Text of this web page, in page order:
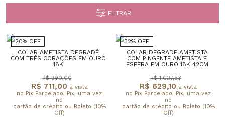
FILTRAR
20% OFF
COLAR AMETISTA DEGRADÊ
COM TRÊS CORAÇÕES EM OURO
18K
R$ 711,00 à vista
no Pix Parcelado, Pix, uma vez
no
cartão de crédito ou Boleto (10%
Off)
R$ 990,00
32% OFF
COLAR DEGRADE AMETISTA
COM PINGENTE AMETISTA E
ESFERA EM OURO 18K 42CM
R$ 629,10 à vista
no Pix Parcelado, Pix, uma vez
no
cartão de crédito ou Boleto (10%
Off)
R$ 1.027,53